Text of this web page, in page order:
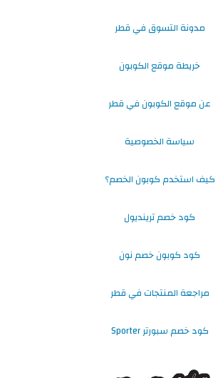
مدونة التسوق في قطر
خريطة موقع الكوبون
عن موقع الكوبون في قطر
سياسة الخصوصية
كيف استخدم كوبون الخصم؟
كود خصم ترينديول
كود كوبون خصم نون
مراجعة المنتجات في قطر
كود خصم سبورتر Sporter